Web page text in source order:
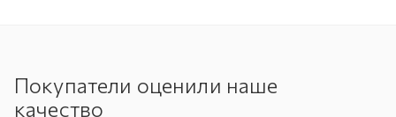
Покупатели оценили наше
качество